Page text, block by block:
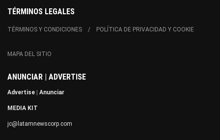
TÉRMINOS LEGALES
TÉRMINOS Y CONDICIONES POLÍTICA DE PRIVACIDAD Y COOKIE
MAPA DEL SITIO
ANUNCIAR | ADVERTISE
Advertise Anunciar
MEDIA KIT
jc@latamnewscorp.com